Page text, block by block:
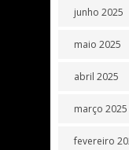
junho 2025
maio 2025
abril 2025
março 2025
fevereiro